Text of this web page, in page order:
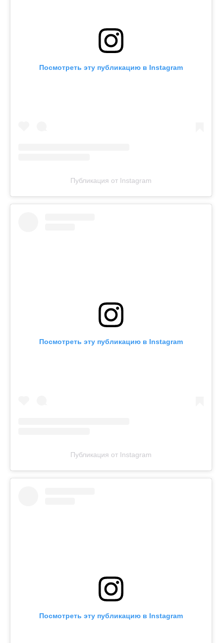
Посмотреть эту публикацию в Instagram
Публикация от Instagram
Посмотреть эту публикацию в Instagram
Публикация от Instagram
Посмотреть эту публикацию в Instagram